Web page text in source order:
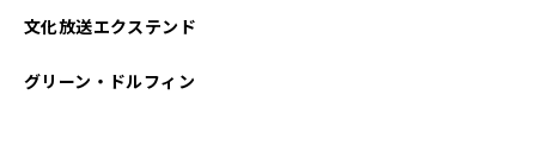
2021年07月
2021年05月
文化放送エクステンド
グリーン・ドルフィン